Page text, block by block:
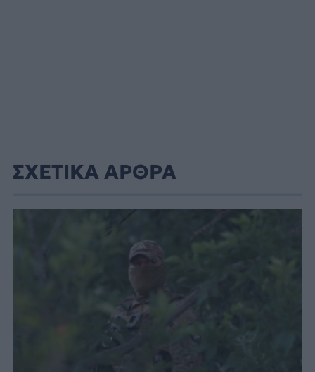
ΣΧΕΤΙΚΑ ΑΡΘΡΑ